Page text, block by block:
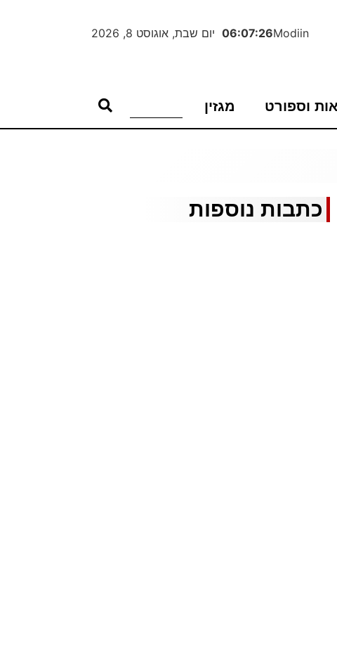
Modiin
06:07:27 יום שבת, אוגוסט 8, 2026
וספורט מגזין
כתבות נוספות